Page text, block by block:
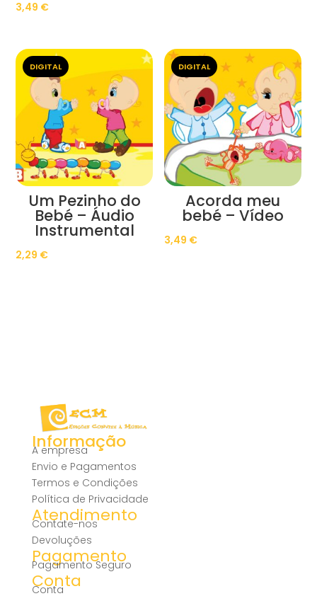
3,49 €
DIGITAL
Um Pezinho do
Bebé – Áudio
Instrumental
2,29 €
DIGITAL
Acorda meu
bebé – Vídeo
3,49 €
Informação
A empresa
Envio e Pagamentos
Termos e Condições
Política de Privacidade
Atendimento
Contate-nos
Devoluções
Pagamento
Pagamento Seguro
Conta
Conta